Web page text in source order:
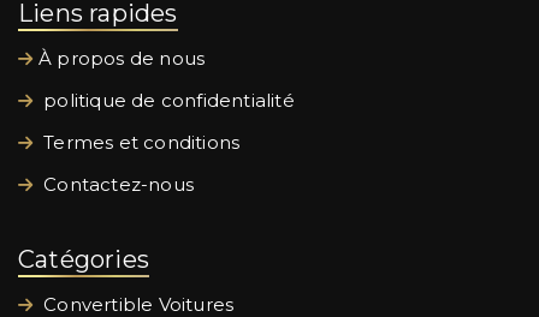
Liens rapides
À propos de nous
politique de confidentialité
Termes et conditions
Contactez-nous
Catégories
Convertible Voitures